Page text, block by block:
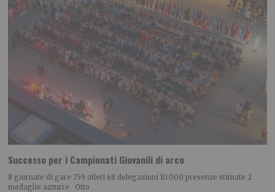
Successo per i Campionati Giovanili di arco
8 giornate di gare 759 atleti 68 delegazioni 10.000 presenze stimate 2
medaglie azzurre Otto